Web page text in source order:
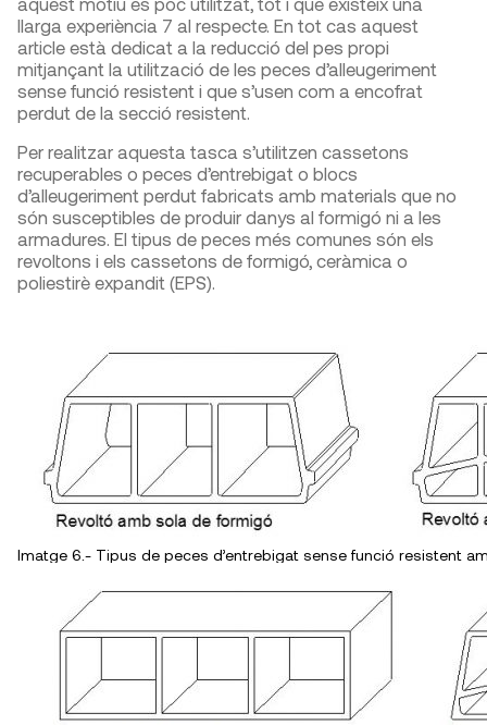
llarga experiència 7 al respecte. En tot cas aquest
article està dedicat a la reducció del pes propi
mitjançant la utilització de les peces d’alleugeriment
sense funció resistent i que s’usen com a encofrat
perdut de la secció resistent.
Per realitzar aquesta tasca s’utilitzen cassetons
recuperables o peces d’entrebigat o blocs
d’alleugeriment perdut fabricats amb materials que no
són susceptibles de produir danys al formigó ni a les
armadures. El tipus de peces més comunes són els
revoltons i els cassetons de formigó, ceràmica o
poliestirè expandit (EPS).
Imatge 6.- Tipus de peces d’entrebigat sense funció resistent